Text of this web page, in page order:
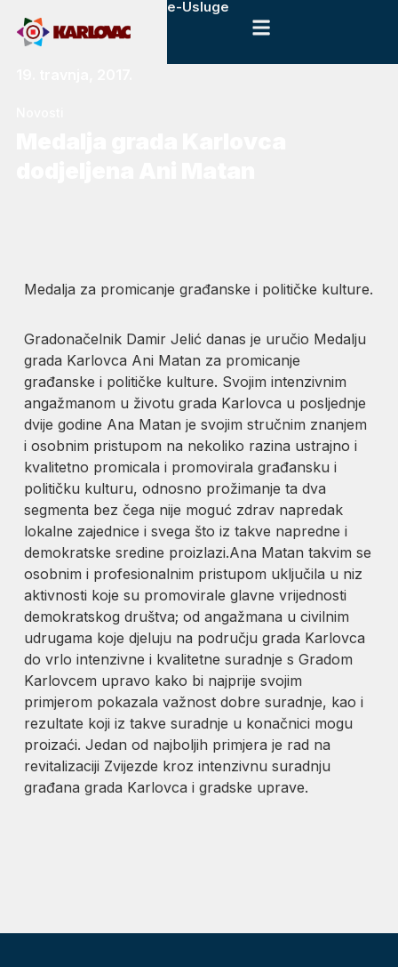
e-Usluge
Medalja za promicanje građanske i političke kulture.
Gradonačelnik Damir Jelić danas je uručio Medalju
grada Karlovca Ani Matan za promicanje
građanske i političke kulture. Svojim intenzivnim
angažmanom u životu grada Karlovca u posljednje
dvije godine Ana Matan je svojim stručnim znanjem
i osobnim pristupom na nekoliko razina ustrajno i
kvalitetno promicala i promovirala građansku i
političku kulturu, odnosno prožimanje ta dva
segmenta bez čega nije moguć zdrav napredak
lokalne zajednice i svega što iz takve napredne i
demokratske sredine proizlazi.Ana Matan takvim se
osobnim i profesionalnim pristupom uključila u niz
aktivnosti koje su promovirale glavne vrijednosti
demokratskog društva; od angažmana u civilnim
udrugama koje djeluju na području grada Karlovca
do vrlo intenzivne i kvalitetne suradnje s Gradom
Karlovcem upravo kako bi najprije svojim
primjerom pokazala važnost dobre suradnje, kao i
rezultate koji iz takve suradnje u konačnici mogu
proizaći. Jedan od najboljih primjera je rad na
revitalizaciji Zvijezde kroz intenzivnu suradnju
građana grada Karlovca i gradske uprave.